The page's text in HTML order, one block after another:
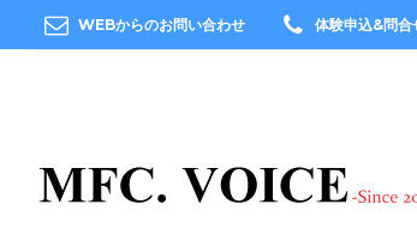
WEBからのお問い合わせ 体験申込&問合